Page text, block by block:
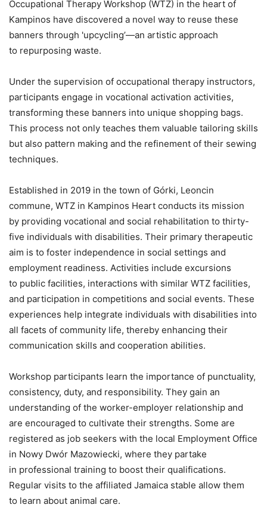
Occupational Therapy Workshop (WTZ) in the heart of
Kampinos have discovered a novel way to reuse these
banners through 'upcycling’—an artistic approach
to repurposing waste.
Under the supervision of occupational therapy instructors,
participants engage in vocational activation activities,
transforming these banners into unique shopping bags.
This process not only teaches them valuable tailoring skills
but also pattern making and the refinement of their sewing
techniques.
Established in 2019 in the town of Górki, Leoncin
commune, WTZ in Kampinos Heart conducts its mission
by providing vocational and social rehabilitation to thirty-
five individuals with disabilities. Their primary therapeutic
aim is to foster independence in social settings and
employment readiness. Activities include excursions
to public facilities, interactions with similar WTZ facilities,
and participation in competitions and social events. These
experiences help integrate individuals with disabilities into
all facets of community life, thereby enhancing their
communication skills and cooperation abilities.
Workshop participants learn the importance of punctuality,
consistency, duty, and responsibility. They gain an
understanding of the worker-employer relationship and
are encouraged to cultivate their strengths. Some are
registered as job seekers with the local Employment Office
in Nowy Dwór Mazowiecki, where they partake
in professional training to boost their qualifications.
Regular visits to the affiliated Jamaica stable allow them
to learn about animal care.